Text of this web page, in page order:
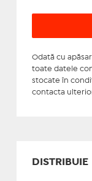
Odată cu
toate datele
stocate în
contacta
DISTRIBUIE